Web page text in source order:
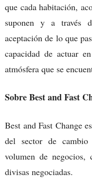
que cada habitación,
suponen y a través
aceptación de lo que
capacidad de actuar
atmósfera que se
Sobre Best and Fast
Best and Fast Change
del sector de
volumen de
divisas negociadas.